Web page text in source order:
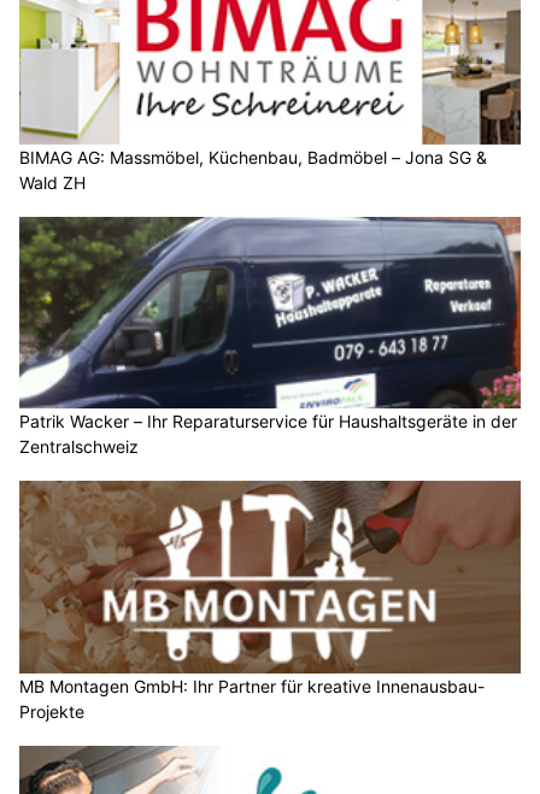
BIMAG AG: Massmöbel, Küchenbau, Badmöbel – Jona SG &
Wald ZH
Patrik Wacker – Ihr Reparaturservice für Haushaltsgeräte in der
Zentralschweiz
MB Montagen GmbH: Ihr Partner für kreative Innenausbau-
Projekte